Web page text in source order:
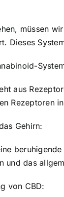
müssen
Dieses
aus
Rezeptoren
Gehirn:
und das
von CBD: